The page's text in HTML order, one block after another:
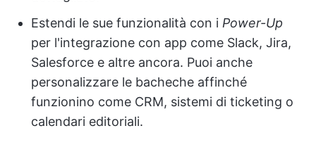
Estendi le sue funzionalità con i Power-Up
per l'integrazione con app come Slack, Jira,
Salesforce e altre ancora. Puoi anche
personalizzare le bacheche affinché
funzionino come CRM, sistemi di ticketing o
calendari editoriali.